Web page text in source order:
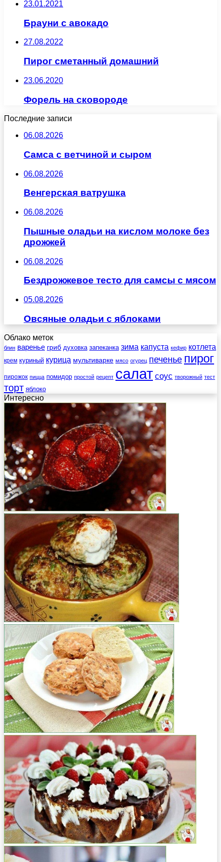
23.01.2021
Брауни с авокадо
27.08.2022
Пирог сметанный домашний
23.06.2020
Форель на сковороде
Последние записи
06.08.2026
Самса с ветчиной и сыром
06.08.2026
Венгерская ватрушка
06.08.2026
Пышные оладьи на кислом молоке без
дрожжей
06.08.2026
Бездрожжевое тесто для самсы с мясом
05.08.2026
Овсяные оладьи с яблоками
Облако меток
блин варенье гриб духовка запеканка зима капуста кефир котлета
крем куриный курица мультиварке мясо огурец печенье пирог
пирожок пицца помидор простой рецепт салат соус творожный тест
торт яблоко
Интересно